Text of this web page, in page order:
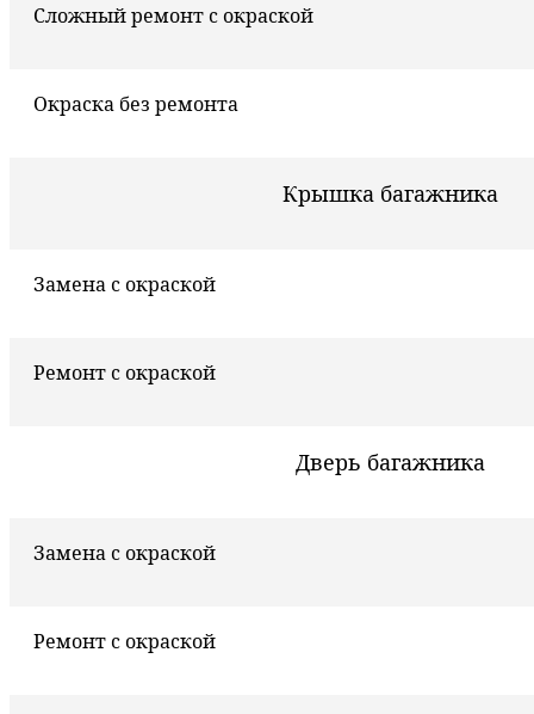
Сложный ремонт с окраской
Окраска без ремонта
Крышка багажника
Замена с окраской
Ремонт с окраской
Дверь багажника
Замена с окраской
Ремонт с окраской